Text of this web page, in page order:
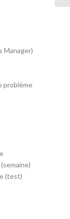
Manager)
problème
(test)